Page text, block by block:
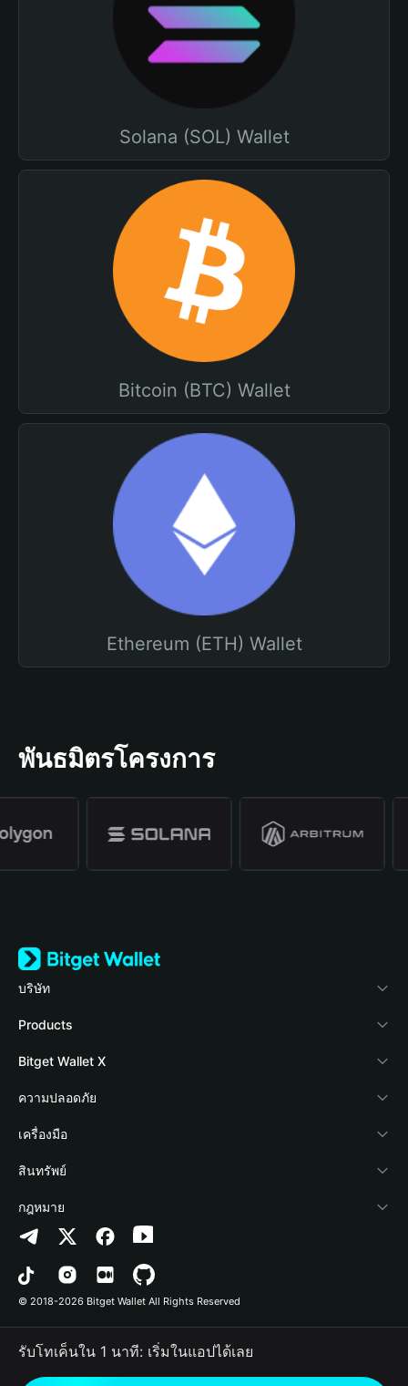
Solana (SOL) Wallet
Bitcoin (BTC) Wallet
Ethereum (ETH) Wallet
พันธมิตรโครงการ
บริษัท
เกี่ยวกับ Bitget Wallet
Blog
Academy
ข่าวสารด้านคริปโต
ศูนย์ช่วยเหลือ
ติดต่อเรา
ทรัพยากรข้อมูลของแบรนด์
อาชีพ
Products
Crypto Card
Stablecoin Earn
Payfi Crypto
Crypto Swap API
Altcoin Season Index
Prediction Markets
DApp
RWA
Bitget Wallet X
นักพัฒนา
เชื่อมต่อ Wallet
Bitget Wallet Pay
ลิสต์โปรเจกต์
ความปลอดภัย
Protection Fund
เทคโนโลยีความปลอดภัย
เครื่องมือ
ซื้อคริปโต
การตรวจจับการอนุญาต
การตรวจจับสัญญา
การโอนเป็นชุด
สินทรัพย์
Arbitrum
Avalanche
Bitcoin
Polygon
กฎหมาย
นโยบายความเป็นส่วนตัว
ข้อตกลงในการใช้บริการ
© 2018-2026 Bitget Wallet All Rights Reserved
รับโทเค็นใน 1 นาที: เริ่มในแอปได้เลย